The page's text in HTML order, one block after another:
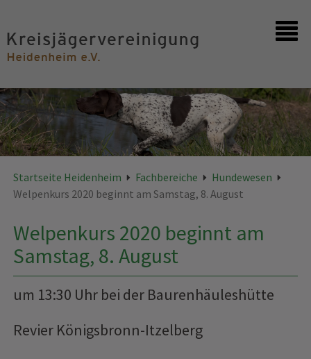
Kontakt
Startseite Heidenheim Fachbereiche
Hundewesen
Welpenkurs 2020 beginnt am Samstag, 8. August
Welpenkurs 2020 beginnt am
Samstag, 8. August
um 13:30 Uhr bei der Baurenhäuleshütte
Revier Königsbronn-Itzelberg